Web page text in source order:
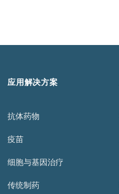
应用解决方案
抗体药物
疫苗
细胞与基因治疗
传统制药